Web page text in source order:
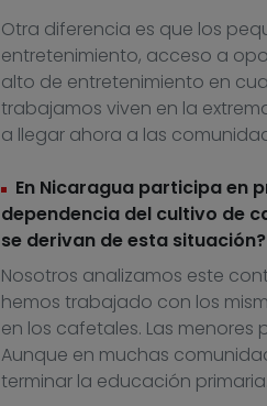
Otra diferencia es que los
entretenimiento, acceso a
alto de entretenimiento en
trabajamos viven en la
a llegar ahora a las
En Nicaragua participa en
dependencia del cultivo de
se derivan de esta situación?
Nosotros analizamos este
hemos trabajado con los
en los cafetales. Las
Aunque en muchas
terminar la educación